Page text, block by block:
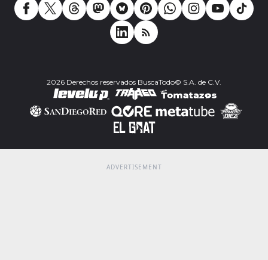
2026 Derechos reservados BuscaTodo© S.A. de C.V.